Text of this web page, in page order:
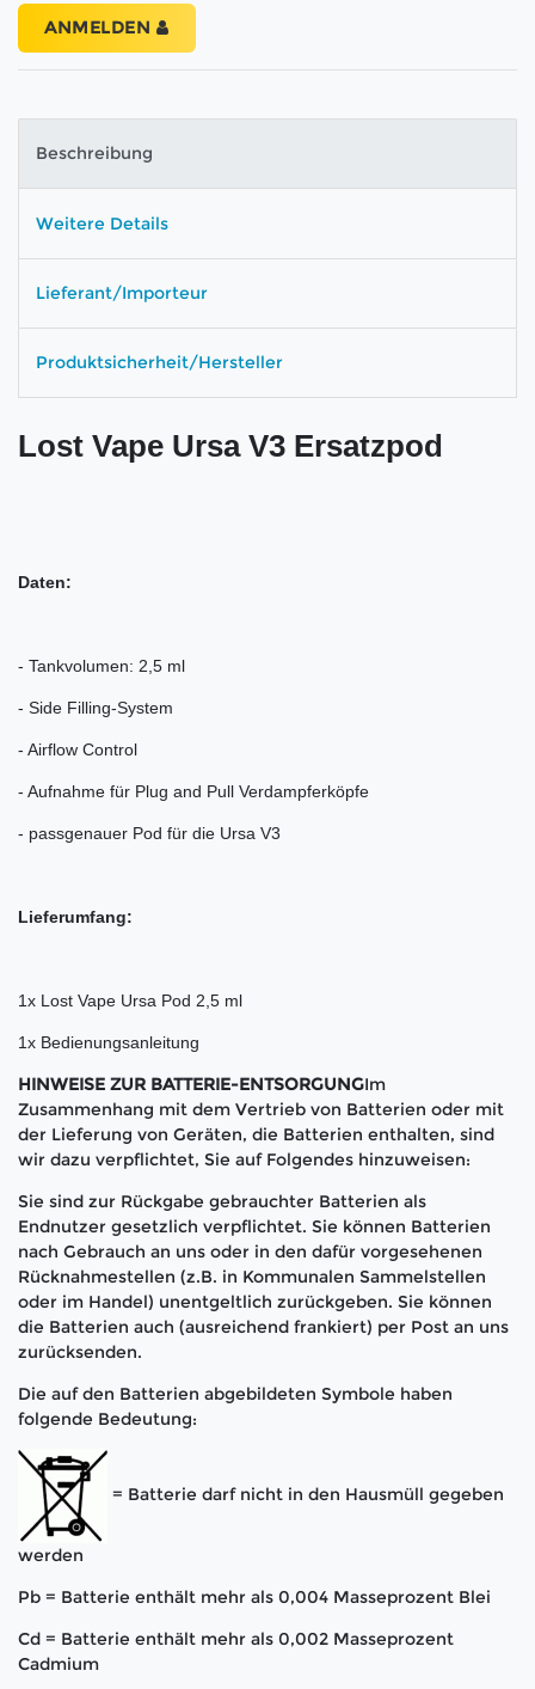
ANMELDEN
Beschreibung
Weitere Details
Lieferant/Importeur
Produktsicherheit/Hersteller
Lost Vape Ursa V3 Ersatzpod
Daten:
- Tankvolumen: 2,5 ml
- Side Filling-System
- Airflow Control
- Aufnahme für Plug and Pull Verdampferköpfe
- passgenauer Pod für die Ursa V3
Lieferumfang:
1x Lost Vape Ursa Pod 2,5 ml
1x Bedienungsanleitung
HINWEISE ZUR BATTERIE-ENTSORGUNGIm
Zusammenhang mit dem Vertrieb von Batterien oder mit
der Lieferung von Geräten, die Batterien enthalten, sind
wir dazu verpflichtet, Sie auf Folgendes hinzuweisen:
Sie sind zur Rückgabe gebrauchter Batterien als
Endnutzer gesetzlich verpflichtet. Sie können Batterien
nach Gebrauch an uns oder in den dafür vorgesehenen
Rücknahmestellen (z.B. in Kommunalen Sammelstellen
oder im Handel) unentgeltlich zurückgeben. Sie können
die Batterien auch (ausreichend frankiert) per Post an uns
zurücksenden.
Die auf den Batterien abgebildeten Symbole haben
folgende Bedeutung:
= Batterie darf nicht in den Hausmüll gegeben
werden
Pb = Batterie enthält mehr als 0,004 Masseprozent Blei
Cd = Batterie enthält mehr als 0,002 Masseprozent
Cadmium